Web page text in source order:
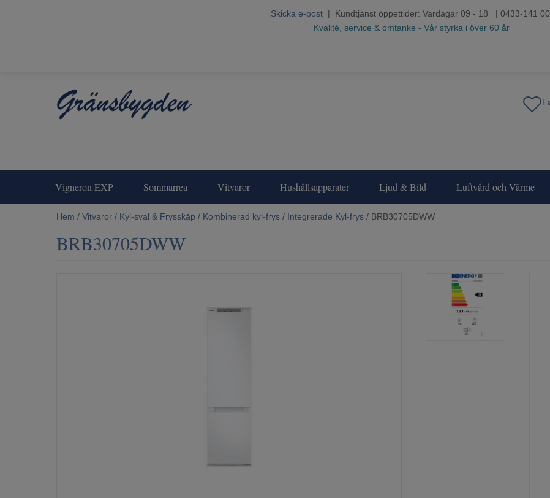
Skicka e-post | Kundtjänst öppettider: Vardagar 09 - 18 | 0433-141 00
Kvalité, service & omtanke - Vår styrka i över 60 år
Vigneron EXP Sommarrea Vitvaror Hushållsapparater Ljud & Bild Luftvård och Värme
Hem / Vitvaror / Kyl-sval & Frysskåp / Kombinerad kyl-frys / Integrerade Kyl-frys / BRB30705DWW
BRB30705DWW